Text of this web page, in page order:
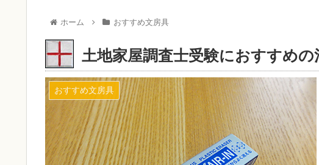
ホーム おすすめ文房具
土地家屋調査士受験におすすめ
おすすめ文房具